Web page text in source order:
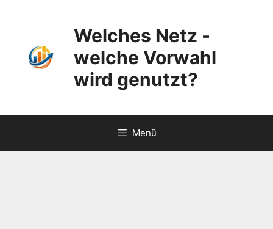
Welches Netz -
welche Vorwahl
wird genutzt?
Menü